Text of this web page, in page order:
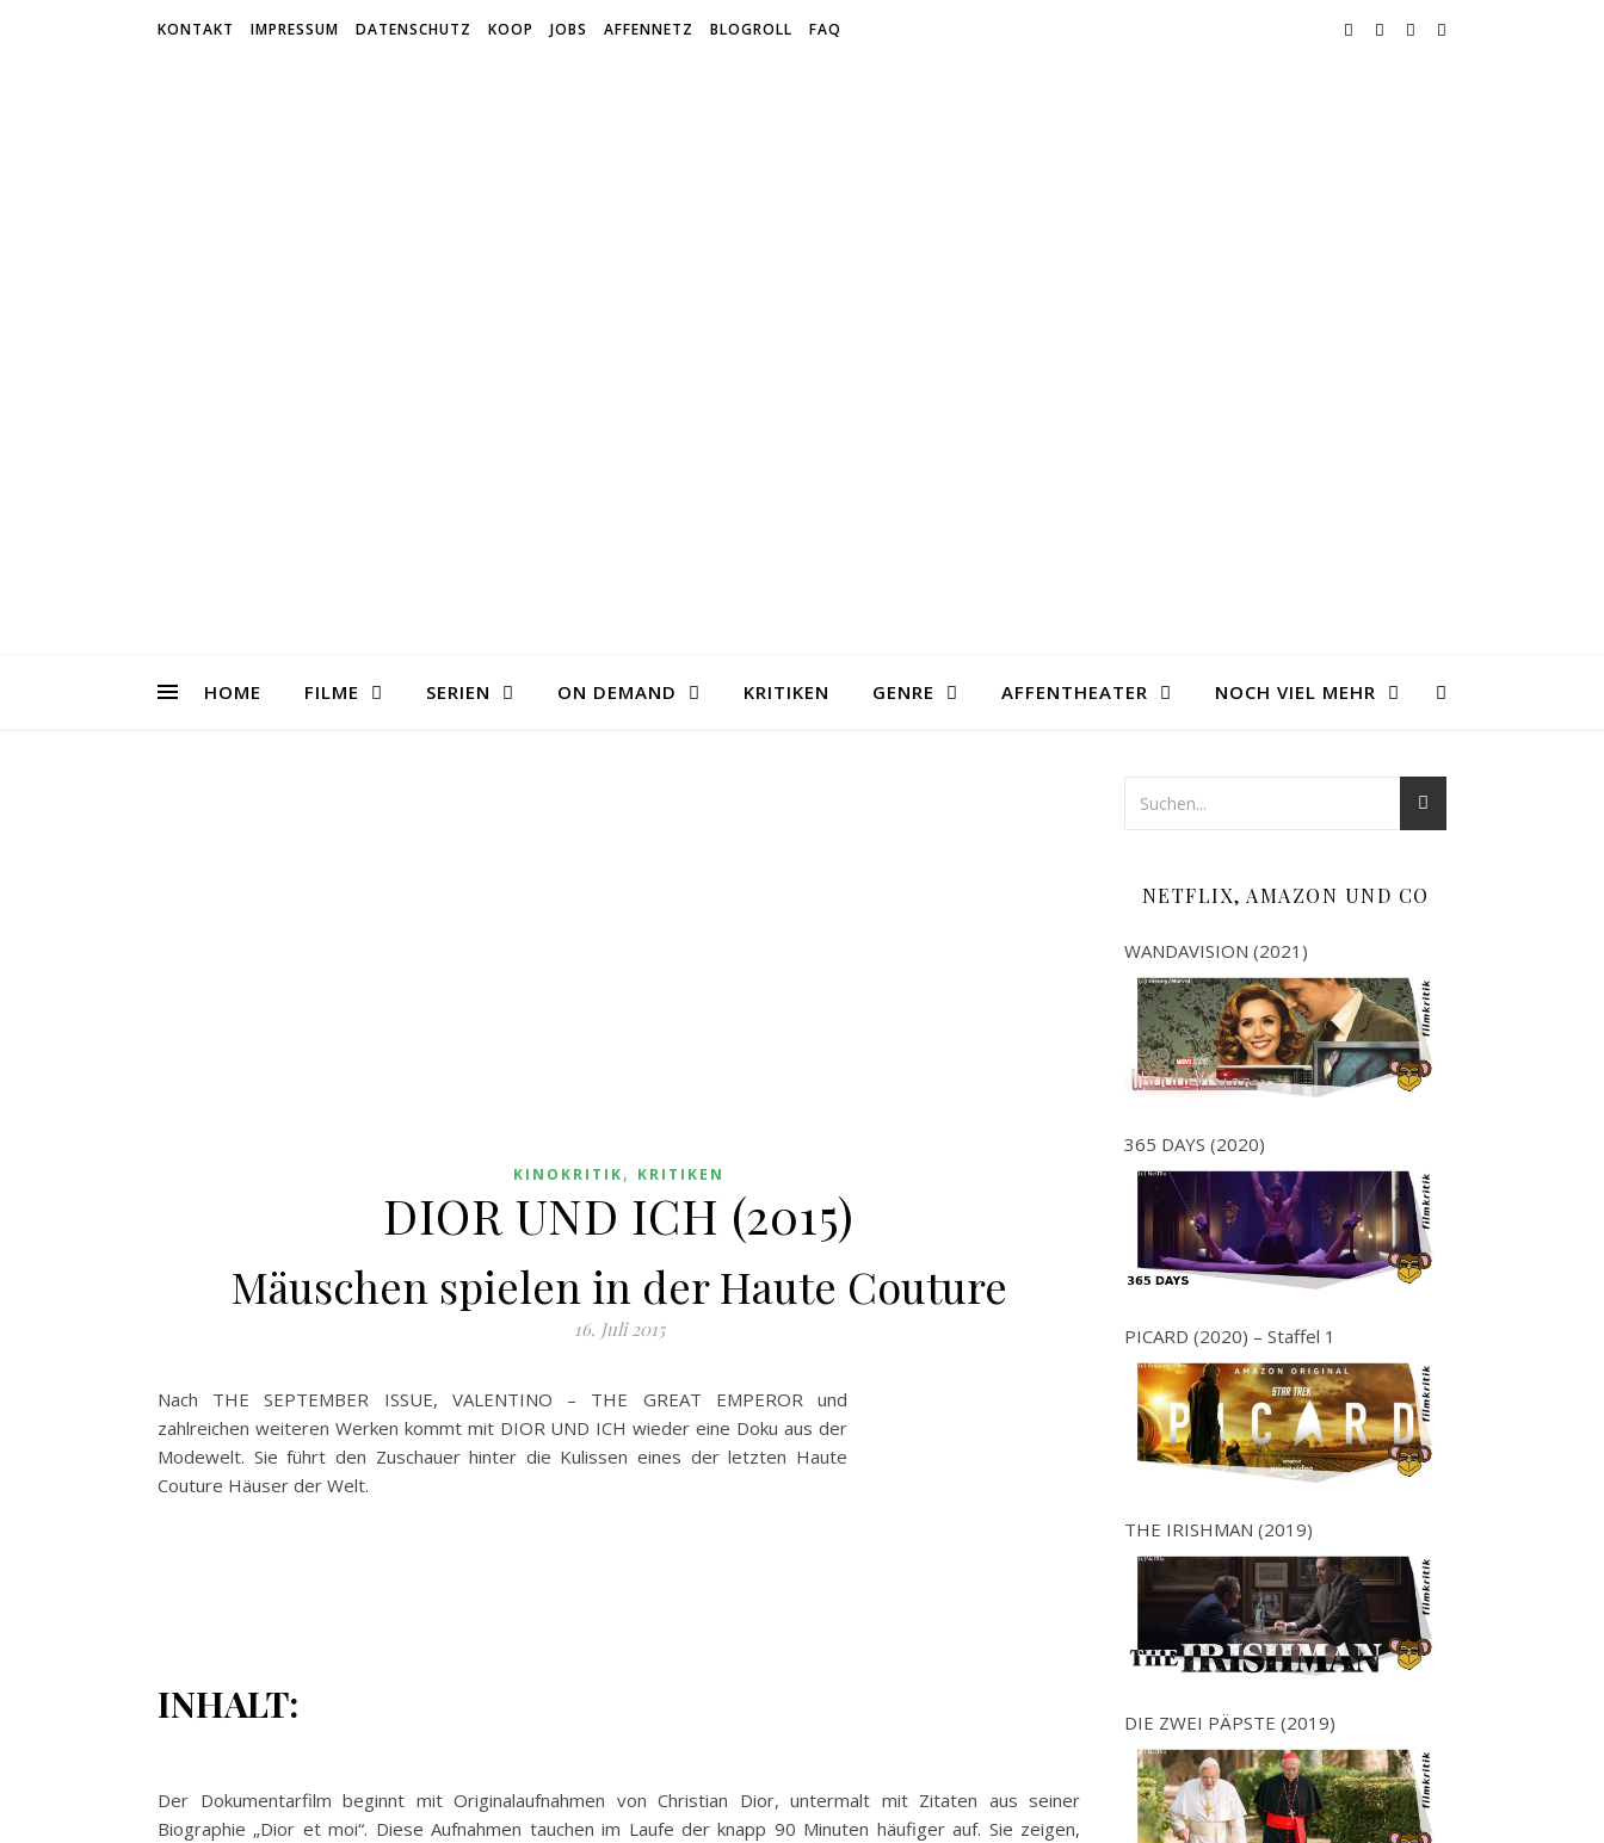
KONTAKT IMPRESSUM DATENSCHUTZ KOOP JOBS AFFENNETZ BLOGROLL FAQ
HOME FILME SERIEN ON DEMAND KRITIKEN GENRE AFFENTHEATER NOCH VIEL MEHR
KINOKRITIK, KRITIKEN
DIOR UND ICH (2015)
Mäuschen spielen in der Haute Couture
16. Juli 2015
Nach THE SEPTEMBER ISSUE, VALENTINO – THE GREAT EMPEROR und
zahlreichen weiteren Werken kommt mit DIOR UND ICH wieder eine Doku aus der
Modewelt. Sie führt den Zuschauer hinter die Kulissen eines der letzten Haute
Couture Häuser der Welt.
INHALT:
Der Dokumentarfilm beginnt mit Originalaufnahmen von Christian Dior, untermalt mit Zitaten aus seiner
Biographie „Dior et moi“. Diese Aufnahmen tauchen im Laufe der knapp 90 Minuten häufiger auf. Sie zeigen,
NETFLIX, AMAZON UND CO
WANDAVISION (2021)
365 DAYS (2020)
PICARD (2020) – Staffel 1
THE IRISHMAN (2019)
DIE ZWEI PÄPSTE (2019)